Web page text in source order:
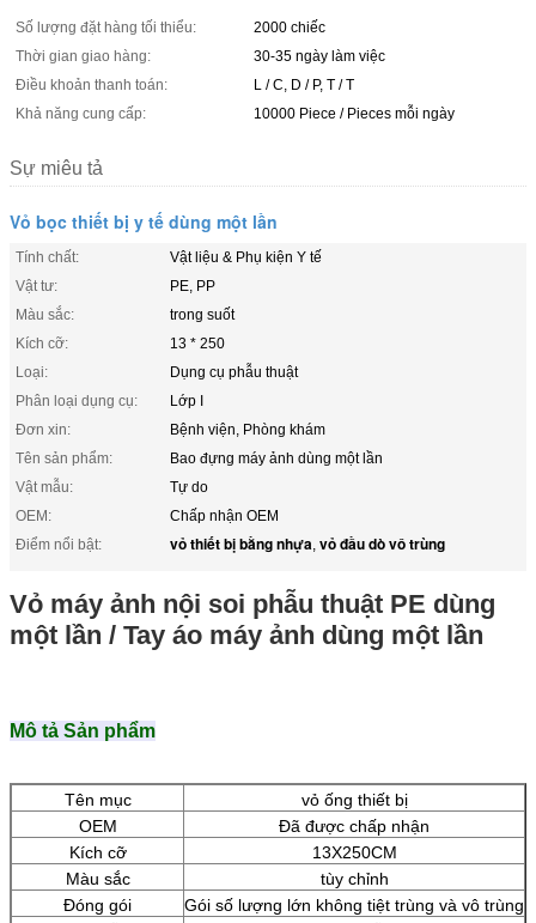
Số lượng đặt hàng tối thiểu:
2000 chiếc
Thời gian giao hàng:
30-35 ngày làm việc
Điều khoản thanh toán:
L / C, D / P, T / T
Khả năng cung cấp:
10000 Piece / Pieces mỗi ngày
Sự miêu tả
Vỏ bọc thiết bị y tế dùng một lần
Tính chất:
Vật liệu & Phụ kiện Y tế
Vật tư:
PE, PP
Màu sắc:
trong suốt
Kích cỡ:
13 * 250
Loại:
Dụng cụ phẫu thuật
Phân loại dụng cụ:
Lớp I
Đơn xin:
Bệnh viện, Phòng khám
Tên sản phẩm:
Bao đựng máy ảnh dùng một lần
Vật mẫu:
Tự do
OEM:
Chấp nhận OEM
Điểm nổi bật:
vỏ thiết bị bằng nhựa, vỏ đầu dò vô trùng
Vỏ máy ảnh nội soi phẫu thuật PE dùng
một lần / Tay áo máy ảnh dùng một lần
Mô tả Sản phẩm
Tên mục
vỏ ống thiết bị
OEM
Đã được chấp nhận
Kích cỡ
13X250CM
Màu sắc
tùy chỉnh
Đóng gói
Gói số lượng lớn không tiệt trùng và vô trùng